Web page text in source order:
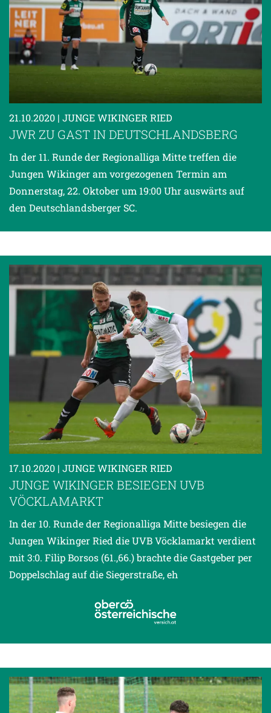
21.10.2020 | JUNGE WIKINGER RIED
JWR ZU GAST IN DEUTSCHLANDSBERG
In der 11. Runde der Regionalliga Mitte treffen die
Jungen Wikinger am vorgezogenen Termin am
Donnerstag, 22. Oktober um 19:00 Uhr auswärts auf
den Deutschlandsberger SC.
17.10.2020 | JUNGE WIKINGER RIED
JUNGE WIKINGER BESIEGEN UVB
VÖCKLAMARKT
In der 10. Runde der Regionalliga Mitte besiegen die
Jungen Wikinger Ried die UVB Vöcklamarkt verdient
mit 3:0. Filip Borsos (61.,66.) brachte die Gastgeber per
Doppelschlag auf die Siegerstraße, eh